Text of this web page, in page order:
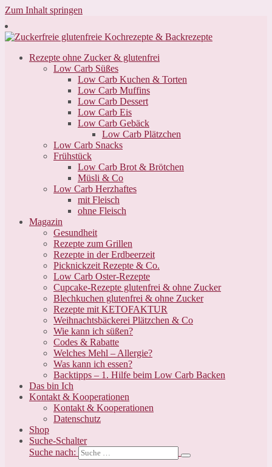
Zum Inhalt springen
Rezepte ohne Zucker & glutenfrei
Low Carb Süßes
Low Carb Kuchen & Torten
Low Carb Muffins
Low Carb Dessert
Low Carb Eis
Low Carb Gebäck
Low Carb Plätzchen
Low Carb Snacks
Frühstück
Low Carb Brot & Brötchen
Müsli & Co
Low Carb Herzhaftes
mit Fleisch
ohne Fleisch
Magazin
Gesundheit
Rezepte zum Grillen
Rezepte in der Erdbeerzeit
Picknickzeit Rezepte & Co.
Low Carb Oster-Rezepte
Cupcake-Rezepte glutenfrei & ohne Zucker
Blechkuchen glutenfrei & ohne Zucker
Rezepte mit KETOFAKTUR
Weihnachtsbäckerei Plätzchen & Co
Wie kann ich süßen?
Codes & Rabatte
Welches Mehl – Allergie?
Was kann ich essen?
Backtipps – 1. Hilfe beim Low Carb Backen
Das bin Ich
Kontakt & Kooperationen
Kontakt & Kooperationen
Datenschutz
Shop
Suche-Schalter
Suche nach: